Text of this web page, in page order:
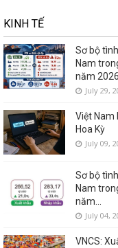
KINH TẾ
Sơ bộ
Nam
năm 2026
July 29,
Việt Nam
Hoa Kỳ
July 09,
Sơ bộ
Nam
năm...
July 04,
VNCS: